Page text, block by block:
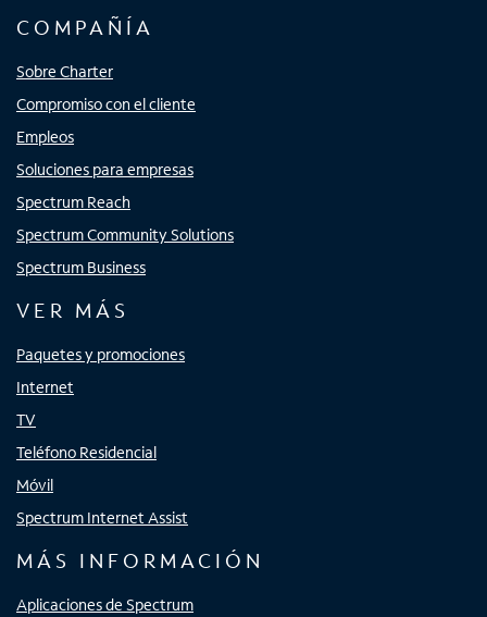
COMPAÑÍA
Sobre Charter
Compromiso con el cliente
Empleos
Soluciones para empresas
Spectrum Reach
Spectrum Community Solutions
Spectrum Business
VER MÁS
Paquetes y promociones
Internet
TV
Teléfono Residencial
Móvil
Spectrum Internet Assist
MÁS INFORMACIÓN
Aplicaciones de Spectrum